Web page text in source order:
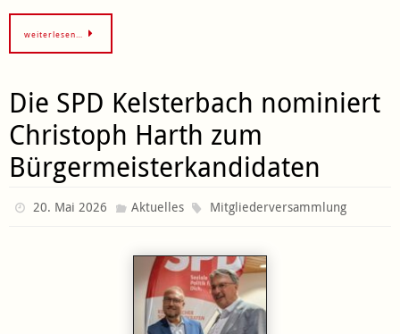
weiterlesen…
Die SPD Kelsterbach nominiert
Christoph Harth zum
Bürgermeisterkandidaten
20. Mai 2026 Aktuelles Mitgliederversammlung